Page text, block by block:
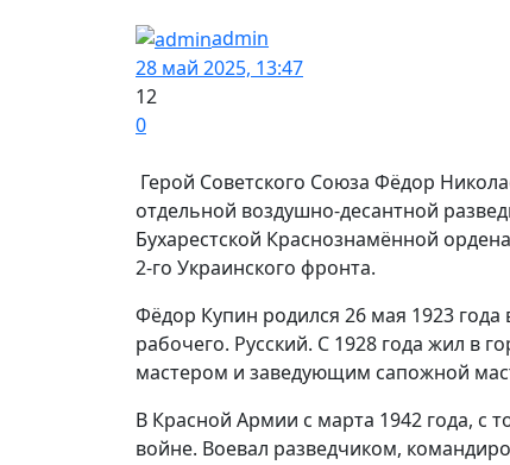
admin
28 май 2025, 13:47
12
0
Герой Советского Союза Фёдор
отдельной воздушно-десантной
Бухарестской Краснознамённой
2-го Украинского фронта.
Фёдор Купин родился 26 мая 1923 года
рабочего. Русский. С 1928 года жил в
мастером и заведующим сапожной
В Красной Армии с марта 1942 года, с
войне. Воевал разведчиком,